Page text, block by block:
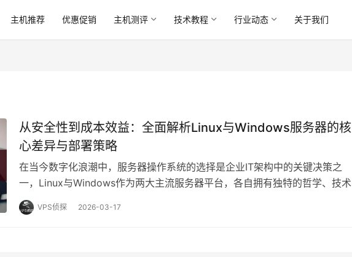
主机推荐 优惠促销 主机测评 技术教程 行业动态 关于我们
从安全性到成本效益：全面解析Linux与Windows服务器的核
心差异与部署策略
在当今数字化浪潮中，服务器操作系统的选择是企业IT架构中的关键决策之
一，Linux与Windows作为两大主流服务器平台，各自拥有独特的哲学、技术
特性和生态系统，其差异远不止于表面，本文将从安全性、成本效益、性能表
现、管理方式及部署策略等多个维度，深入剖析两者核心差异，并为不同场景
VPS侦探 2026-03-17